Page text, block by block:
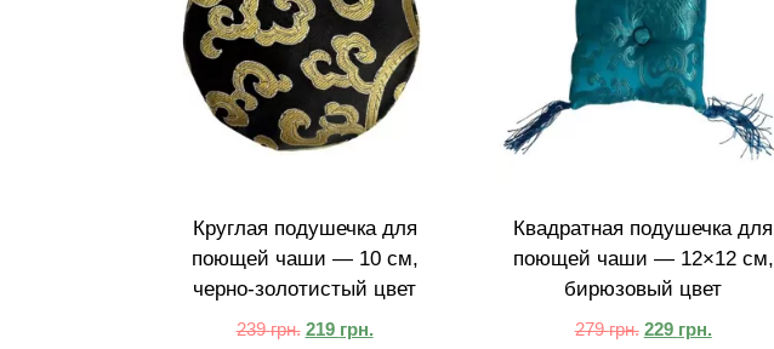
Круглая подушечка для
поющей чаши — 10 см,
черно-золотистый цвет
239грн. 219 грн.
Квадратная подушечка для
поющей чаши — 12×12 см,
бирюзовый цвет
279грн. 229 грн.